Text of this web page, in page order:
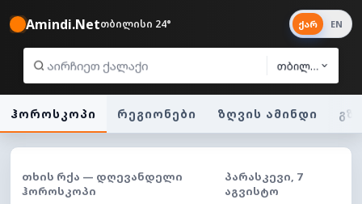
Amindi.Netთბილისი 24°
თბილისი
ქარ EN
ჰოროსკოპი რეგიონები ზღვის ამინდი
ᲗᲮᲘᲡ ᲠᲥᲐ — ᲓᲦᲔᲕᲐᲜᲓᲔᲚᲘ
ᲰᲝᲠᲝᲡᲙᲝᲞᲘ
ᲞᲐᲠᲐᲡᲙᲔᲕᲘ, 7
ᲐᲒᲕᲘᲡᲢᲝ